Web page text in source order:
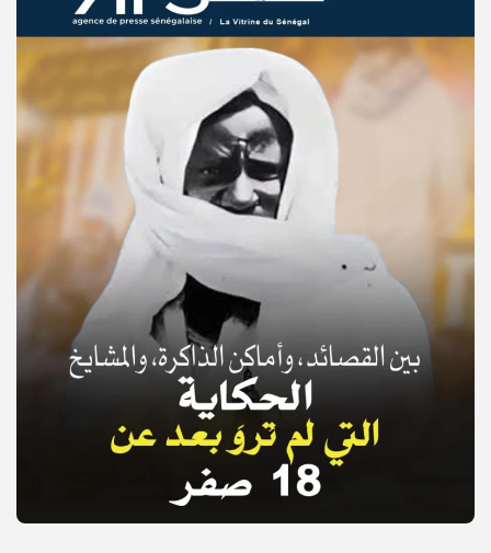
© Copyright 2025, APS